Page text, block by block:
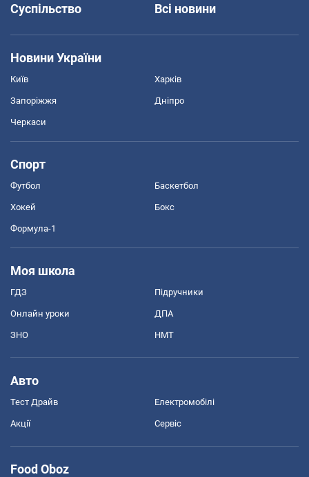
Суспільство
Всі новини
Новини України
Київ Харків
Запоріжжя Дніпро
Черкаси
Спорт
Футбол Баскетбол
Хокей Бокс
Формула-1
Моя школа
ГДЗ Підручники
Онлайн уроки ДПА
ЗНО НМТ
Авто
Тест Драйв Електромобілі
Акції Сервіс
Food Oboz